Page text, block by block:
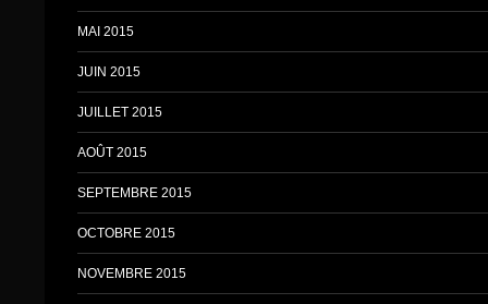
MAI 2015
JUIN 2015
JUILLET 2015
AOÛT 2015
SEPTEMBRE 2015
OCTOBRE 2015
NOVEMBRE 2015